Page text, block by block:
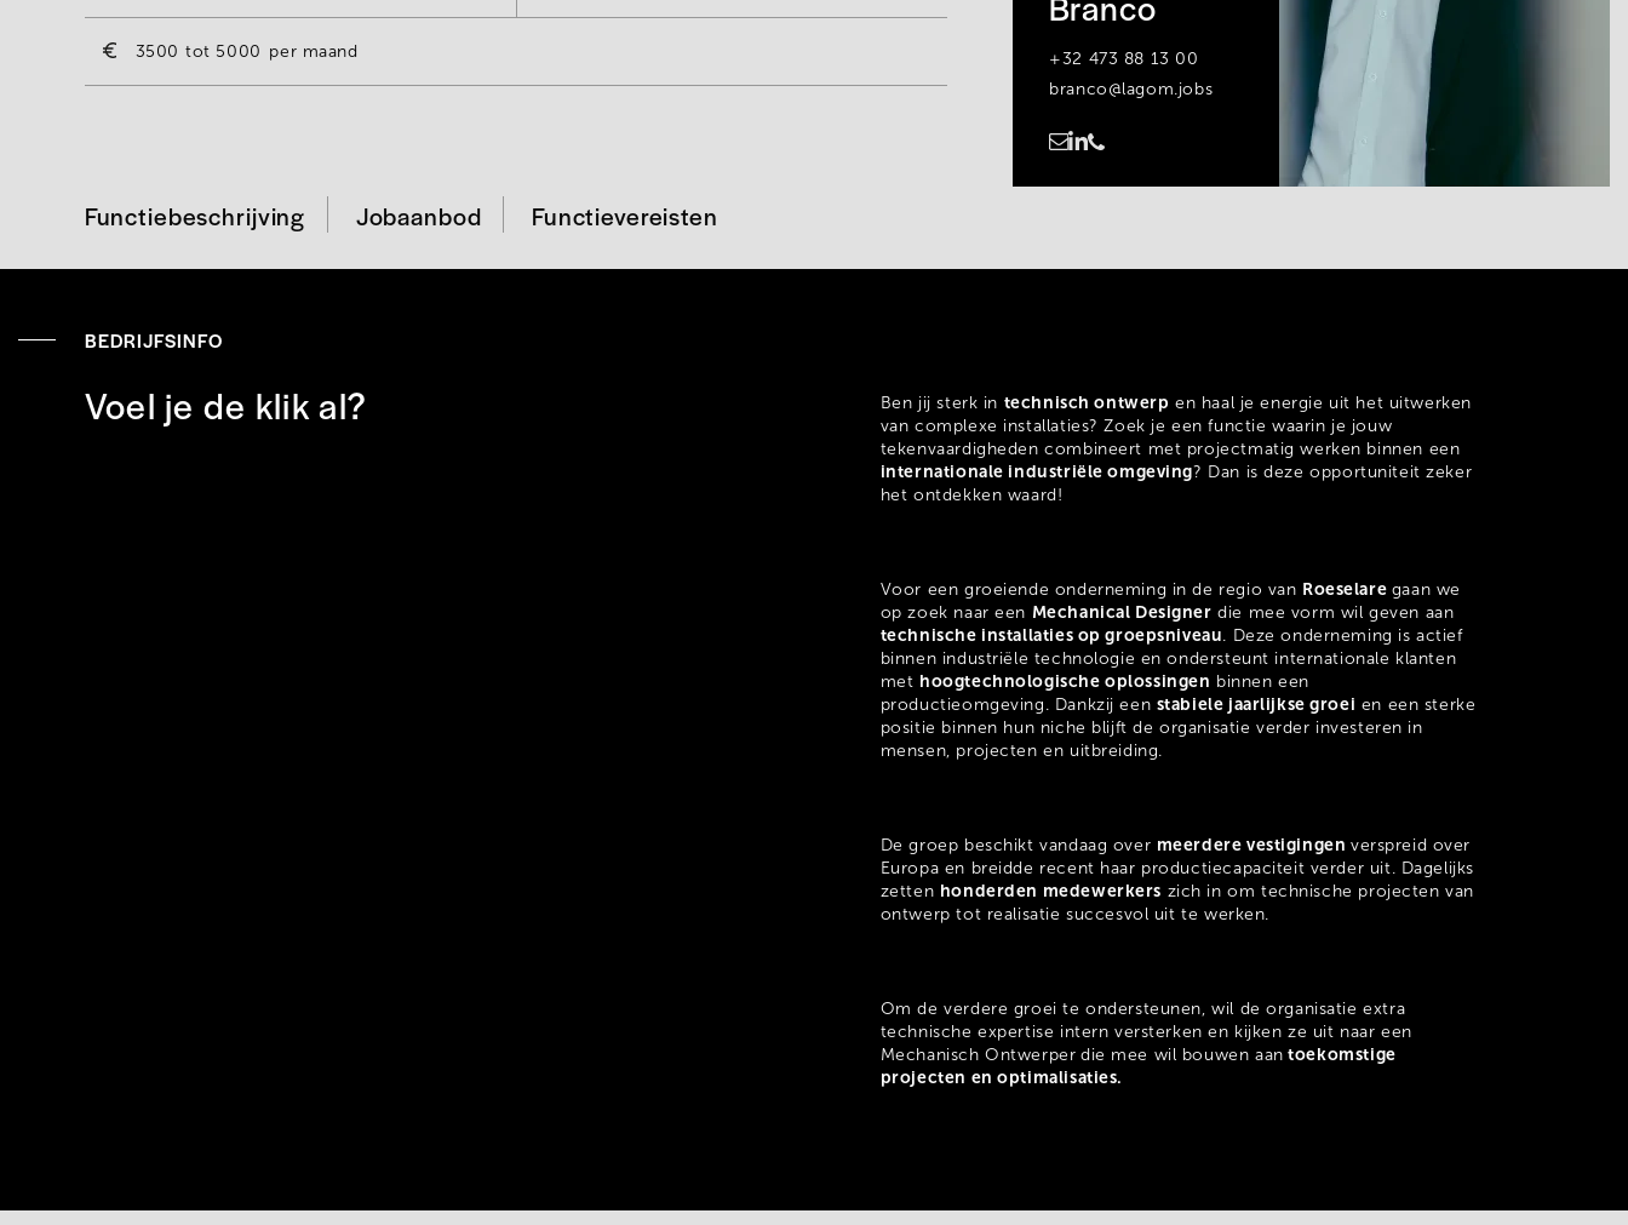
3500 5000 per maand
+32 473 88 13 00
branco@lagom.jobs
Functiebeschrijving Jobaanbod Functievereisten
BEDRIJFSINFO
Voel je de klik al? Ben jij sterk in technisch ontwerp en haal je energie uit het uitwerken
van complexe installaties? Zoek je een functie waarin je jouw
tekenvaardigheden combineert met projectmatig werken binnen een
internationale industriële omgeving? Dan is deze opportuniteit zeker
het ontdekken waard!
Voor een groeiende onderneming in de regio van Roeselare gaan we
op zoek naar een Mechanical Designer die mee vorm wil geven aan
technische installaties op groepsniveau. Deze onderneming is actief
binnen industriële technologie en ondersteunt internationale klanten
met hoogtechnologische oplossingen binnen een
productieomgeving. Dankzij een stabiele jaarlijkse groei en een sterke
positie binnen hun niche blijft de organisatie verder investeren in
mensen, projecten en uitbreiding.
De groep beschikt vandaag over meerdere vestigingen verspreid over
Europa en breidde recent haar productiecapaciteit verder uit. Dagelijks
zetten honderden medewerkers zich in om technische projecten van
ontwerp tot realisatie succesvol uit te werken.
Om de verdere groei te ondersteunen, wil de organisatie extra
technische expertise intern versterken en kijken ze uit naar een
Mechanisch Ontwerper die mee wil bouwen aan toekomstige
projecten en optimalisaties.